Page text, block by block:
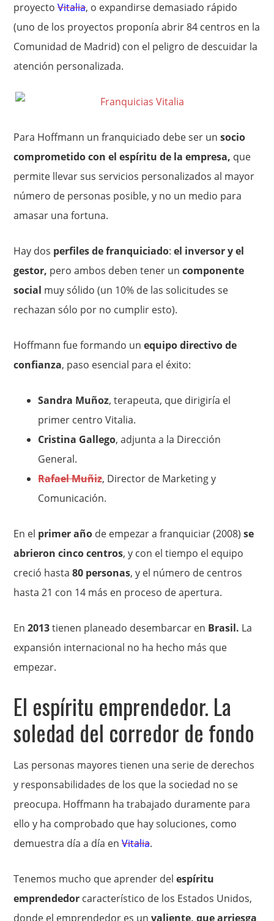
proyectoVitalia, o expandirse demasiado rápido
(uno de los proyectos proponía abrir 84 centros en la
Comunidad de Madrid) con el peligro de descuidar la
atención personalizada.
Para Hoffmann un franquiciado debe ser un socio
comprometido con el espíritu de la empresa, que
permite llevar sus servicios personalizados al mayor
número de personas posible, y no un medio para
amasar una fortuna.
Hay dos perfiles de franquiciado:el inversor y el
gestor, pero ambos deben tener uncomponente
social muy sólido (un 10% de las solicitudes se
rechazan sólo por no cumplir esto).
Hoffmann fue formando unequipo directivo de
confianza, paso esencial para el éxito:
Sandra Muñoz, terapeuta, que dirigiría el
primer centro Vitalia.
Cristina Gallego, adjunta a la Dirección
General.
Rafael Muñiz, Director de Marketing y
Comunicación.
En el primer año de empezar a franquiciar (2008)se
abrieron cinco centros, y con el tiempo el equipo
creció hasta80 personas, y el número de centros
hasta 21 con 14 más en proceso de apertura.
En2013tienen planeado desembarcar en Brasil. La
expansión internacional no ha hecho más que
empezar.
El espíritu emprendedor. La
soledad del corredor de fondo
Las personas mayores tienen una serie de derechos
y responsabilidades de los que la sociedad no se
preocupa. Hoffmann ha trabajado duramente para
ello y ha comprobado que hay soluciones, como
demuestra día a día enVitalia.
Tenemos mucho que aprender delespíritu
emprendedor característico de los Estados Unidos,
donde el emprendedor es unvaliente, que arriesga